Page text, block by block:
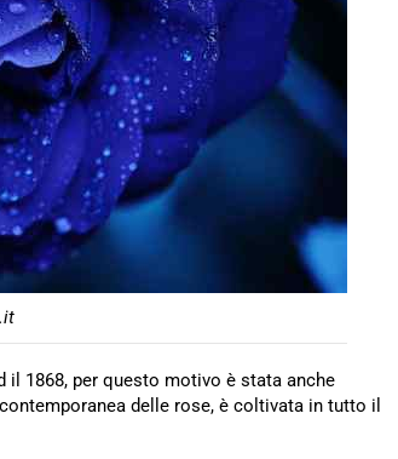
il 1868, per questo motivo è stata anche
delle rose, è coltivata in tutto il